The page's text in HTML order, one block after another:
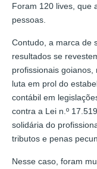
Foram 120 lives, que
pessoas.
Contudo, a marca de
resultados se
profissionais
luta em prol do
contábil em
contra a Lei n.º
solidária do
tributos e penas
Nesse caso, foram